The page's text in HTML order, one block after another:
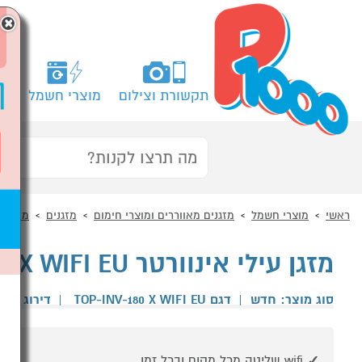
תקשורת וצילום מוצרי חשמל
ראשי מוצרי חשמל מזגנים מאווררים ומוצרי חימום מזגנים מזגן
מזגן עילי אינוורטר TORNADO TOP-INV-180 X WIFI EU
סוג מוצר: חדש | דגם TOP-INV-180 X WIFI EU | דירוג
×